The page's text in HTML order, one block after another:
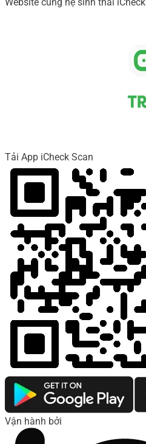
Website cùng hệ sinh thái iCheck
Tải App iCheck Scan
Vận hành bởi